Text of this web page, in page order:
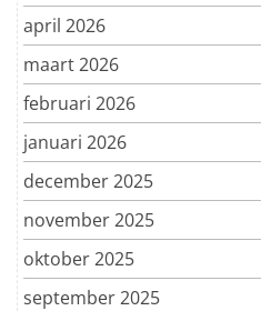
april 2026
maart 2026
februari 2026
januari 2026
december 2025
november 2025
oktober 2025
september 2025